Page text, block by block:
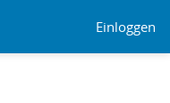
Einloggen